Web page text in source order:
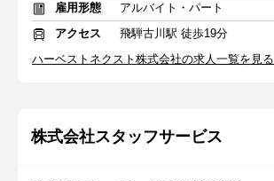
雇用形態
アルバイト・パート
アクセス
飛騨古川駅 徒歩19分
ハーベストネクスト株式会社の求人一覧を見る
株式会社スタッフサービス